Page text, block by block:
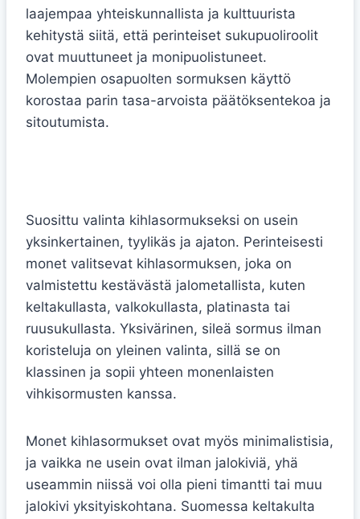
laajempaa yhteiskunnallista ja kulttuurista
kehitystä siitä, että perinteiset sukupuoliroolit
ovat muuttuneet ja monipuolistuneet.
Molempien osapuolten sormuksen käyttö
korostaa parin tasa-arvoista päätöksentekoa ja
sitoutumista.
Suosittu valinta kihlasormukseksi on usein
yksinkertainen, tyylikäs ja ajaton. Perinteisesti
monet valitsevat kihlasormuksen, joka on
valmistettu kestävästä jalometallista, kuten
keltakullasta, valkokullasta, platinasta tai
ruusukullasta. Yksivärinen, sileä sormus ilman
koristeluja on yleinen valinta, sillä se on
klassinen ja sopii yhteen monenlaisten
vihkisormusten kanssa.
Monet kihlasormukset ovat myös minimalistisia,
ja vaikka ne usein ovat ilman jalokiviä, yhä
useammin niissä voi olla pieni timantti tai muu
jalokivi yksityiskohtana. Suomessa keltakulta